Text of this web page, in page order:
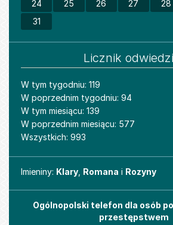
24
25 26 27 28
31
Licznik
W tym tygodniu: 119
W poprzednim tygodniu: 94
W tym miesiącu: 139
W poprzednim miesiącu: 577
Wszystkich: 993
Imieniny
Imieniny: Klary Romana i Rozyny
Ogólnopolski telefon dla osób
przestępstwem